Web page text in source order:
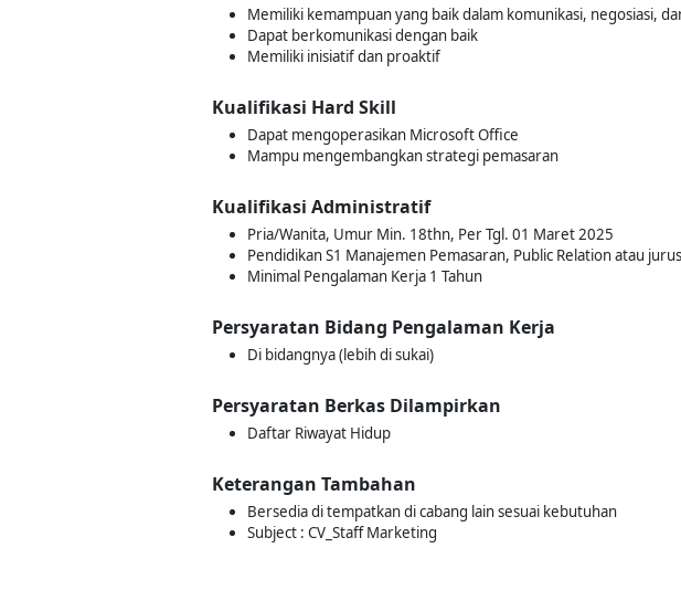
Memiliki kemampuan yang baik dalam komunikasi, negosiasi,
Dapat berkomunikasi dengan baik
Memiliki inisiatif dan proaktif
Kualifikasi Hard Skill
Dapat mengoperasikan Microsoft Office
Mampu mengembangkan strategi pemasaran
Kualifikasi Administratif
Pria/Wanita, Umur Min. 18thn, Per Tgl. 01 Maret 2025
Pendidikan S1 Manajemen Pemasaran, Public Relation atau
Minimal Pengalaman Kerja 1 Tahun
Persyaratan Bidang Pengalaman Kerja
Di bidangnya (lebih di sukai)
Persyaratan Berkas Dilampirkan
Daftar Riwayat Hidup
Keterangan Tambahan
Bersedia di tempatkan di cabang lain sesuai kebutuhan
Subject : CV_Staff Marketing